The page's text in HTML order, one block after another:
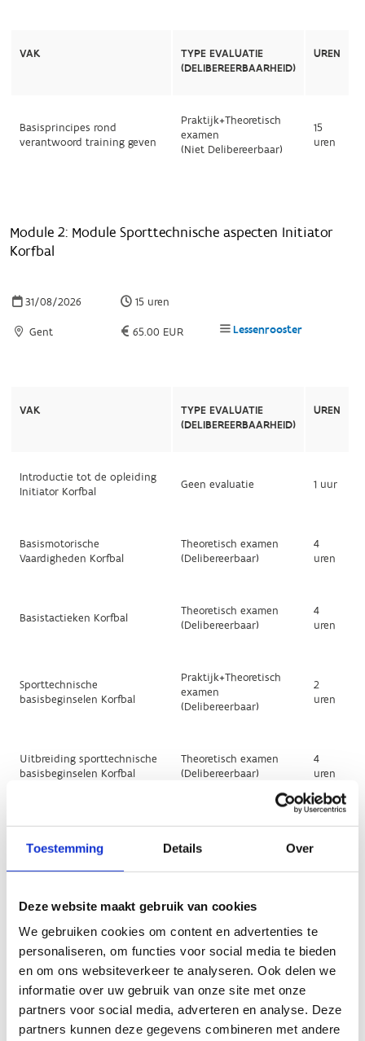
Toestemming Details Over
Deze website maakt gebruik van cookies
We gebruiken cookies om content en advertenties te
personaliseren, om functies voor social media te bieden
en om ons websiteverkeer te analyseren. Ook delen we
informatie over uw gebruik van onze site met onze
partners voor social media, adverteren en analyse. Deze
partners kunnen deze gegevens combineren met andere